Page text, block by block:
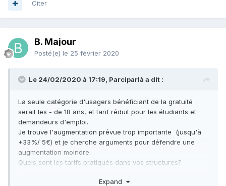
Citer
B. Majour
Posté(e) le 25 février 2020
Le 24/02/2020 à 17:19, Parciparlà a dit :
La seule catégorie d'usagers bénéficiant de la gratuité
serait les - de 18 ans, et tarif réduit pour les étudiants et
demandeurs d'emploi.
Je trouve l'augmentation prévue trop importante (jusqu'à
+33%/ 5€) et je cherche arguments pour défendre une
augmentation moindre.
Quels sont les tarifs pratiqués dans vos structures?
Expand